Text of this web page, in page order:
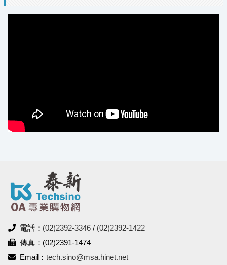
電話： (02)2392-3346 / (02)2392-1422
傳真：(02)2391-1474
Email： tech.sino@msa.hinet.net